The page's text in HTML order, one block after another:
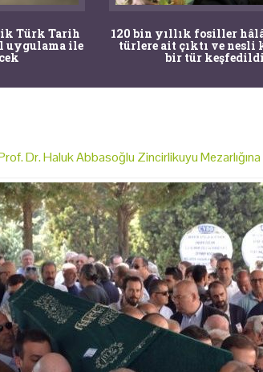
Türk Tarih
uygulama ile
120 bin yıllık fosiller
türlere ait çıktı ve nesli
bir tür keşfedildi
Dr. Haluk Abbasoğlu Zincirlikuyu